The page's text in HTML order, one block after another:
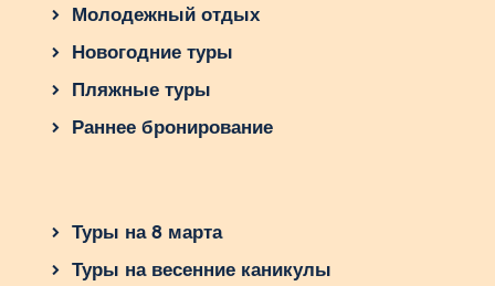
отправляйтесь в Братиславу, Спиш
или Банска-Штьявницу.
Продолжительность
время пребывания – от 5 до 10 дней.
Бюджет. Словакия предлагает как
. Летом лучше отдыхать в горах
и на озёрах, зимой – на горнолыжных
курортах.
Молодежный отдых
Новогодние туры
Пляжные туры
Раннее бронирование
Туры на 8 марта
Туры на весенние каникулы